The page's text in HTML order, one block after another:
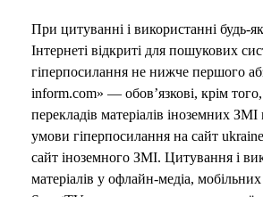
При цитуванні і використанні будь-
Інтернеті відкриті для пошукових
гіперпосилання не нижче першого
inform.com» — обов’язкові, крім
перекладів матеріалів іноземних
умови гіперпосилання на сайт
сайт іноземного ЗМІ. Цитування і
матеріалів у офлайн-медіа,